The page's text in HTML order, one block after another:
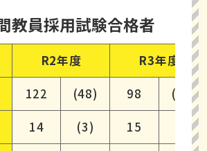
教員採用試験合格者
R2年度
R3年度
122 (48) 98
(40)
14 (3) 15
(8)